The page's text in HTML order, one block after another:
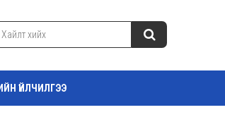
ҮЙЛЧИЛГЭЭ